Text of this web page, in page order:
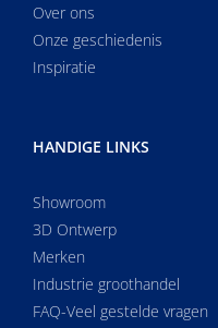
Over ons
Onze geschiedenis
Inspiratie
HANDIGE LINKS
Showroom
3D Ontwerp
Merken
Industrie groothandel
FAQ-Veel gestelde vragen